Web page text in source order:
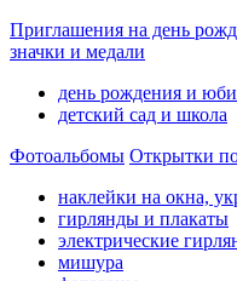
Приглашения на день
значки и медали
день рождения и
детский сад и школа
Фотоальбомы Открытки
наклейки на окна,
гирлянды и плакаты
электрические
мишура